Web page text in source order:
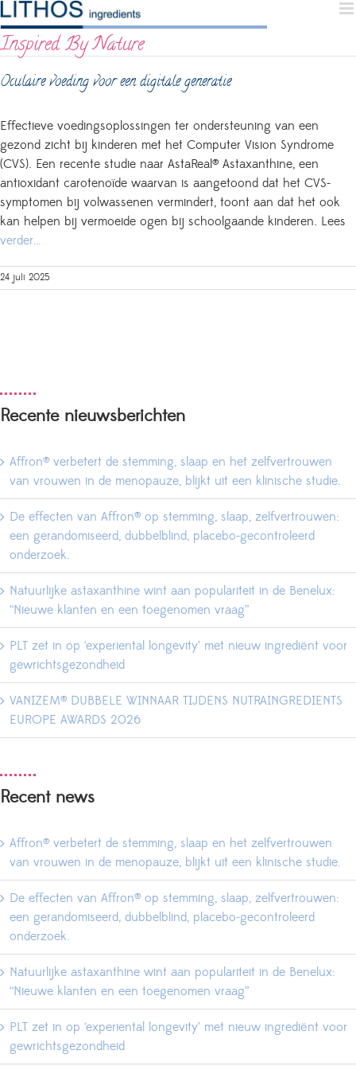
to
content
Inspired By Nature
Oculaire voeding voor een digitale generatie
Effectieve voedingsoplossingen ter ondersteuning van een
gezond zicht bij kinderen met het Computer Vision Syndrome
(CVS). Een recente studie naar AstaReal® Astaxanthine, een
antioxidant carotenoïde waarvan is aangetoond dat het CVS-
symptomen bij volwassenen vermindert, toont aan dat het ook
kan helpen bij vermoeide ogen bij schoolgaande kinderen. Lees
verder…
24 juli 2025
Recente nieuwsberichten
Affron® verbetert de stemming, slaap en het zelfvertrouwen
van vrouwen in de menopauze, blijkt uit een klinische studie.
De effecten van Affron® op stemming, slaap, zelfvertrouwen:
een gerandomiseerd, dubbelblind, placebo-gecontroleerd
onderzoek.
Natuurlijke astaxanthine wint aan populariteit in de Benelux:
“Nieuwe klanten en een toegenomen vraag”
PLT zet in op ‘experiental longevity’ met nieuw ingrediënt voor
gewrichtsgezondheid
VANIZEM® DUBBELE WINNAAR TIJDENS NUTRAINGREDIENTS
EUROPE AWARDS 2026
Recent news
Affron® verbetert de stemming, slaap en het zelfvertrouwen
van vrouwen in de menopauze, blijkt uit een klinische studie.
De effecten van Affron® op stemming, slaap, zelfvertrouwen:
een gerandomiseerd, dubbelblind, placebo-gecontroleerd
onderzoek.
Natuurlijke astaxanthine wint aan populariteit in de Benelux:
“Nieuwe klanten en een toegenomen vraag”
PLT zet in op ‘experiental longevity’ met nieuw ingrediënt voor
gewrichtsgezondheid